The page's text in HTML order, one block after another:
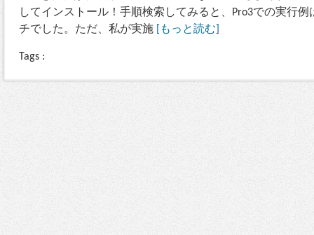
してインストール！手順検索してみると、Pro3での実行
チでした。ただ、私が実施
[もっと読む]
Tags :